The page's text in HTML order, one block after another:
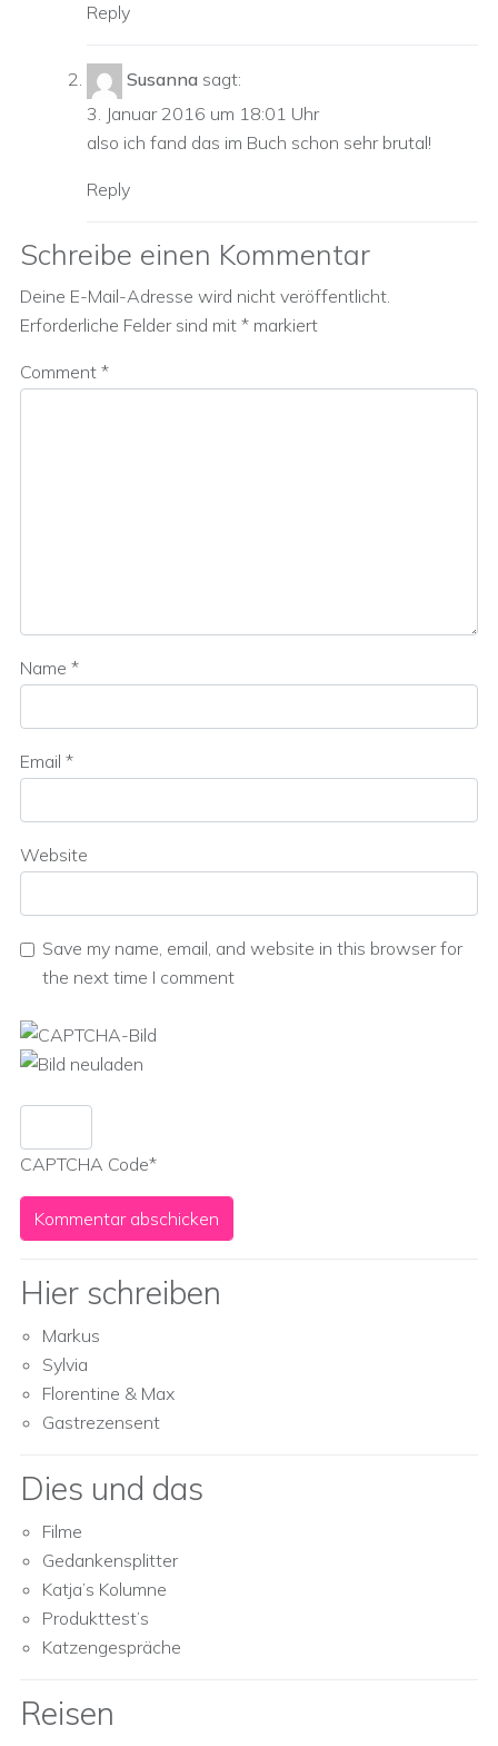
Reply
Susanna sagt:
3. Januar 2016 um 18:01 Uhr
also ich fand das im Buch schon sehr brutal!
Reply
Schreibe einen Kommentar
Deine E-Mail-Adresse wird nicht veröffentlicht.
Erforderliche Felder sind mit * markiert
Comment *
Name *
Email *
Website
Save my name, email, and website in this browser for
the next time I comment
CAPTCHA Code*
Hier schreiben
Markus
Sylvia
Florentine & Max
Gastrezensent
Dies und das
Filme
Gedankensplitter
Katja’s Kolumne
Produkttest’s
Katzengespräche
Reisen